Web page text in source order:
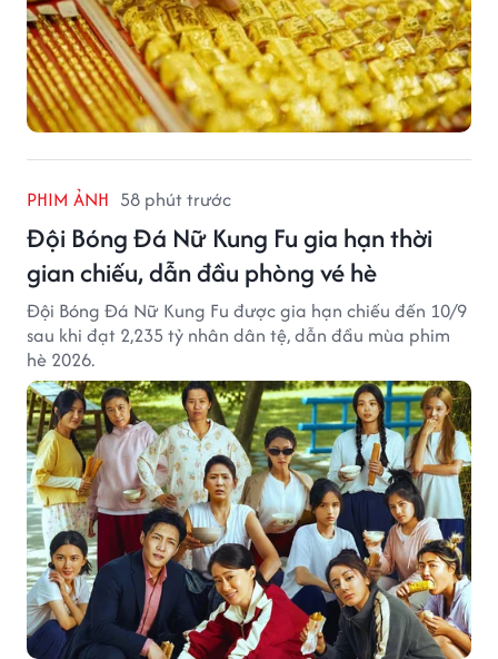
PHIM ẢNH 58 phút trước
Đội Bóng Đá Nữ Kung Fu gia hạn thời
gian chiếu, dẫn đầu phòng vé hè
Đội Bóng Đá Nữ Kung Fu được gia hạn chiếu đến 10/9
sau khi đạt 2,235 tỷ nhân dân tệ, dẫn đầu mùa phim
hè 2026.